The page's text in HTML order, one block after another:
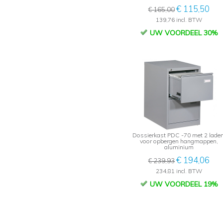
€ 165,00€ 115,50
139,76 incl. BTW
UW VOORDEEL 30%
Dossierkast PDC -70 met 2
voor opbergen hangmappen,
aluminium
€ 239,93€ 194,06
234,81 incl. BTW
UW VOORDEEL 19%